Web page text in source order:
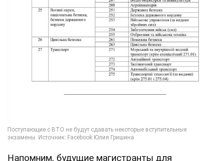
Напомним, будущие магистранты для